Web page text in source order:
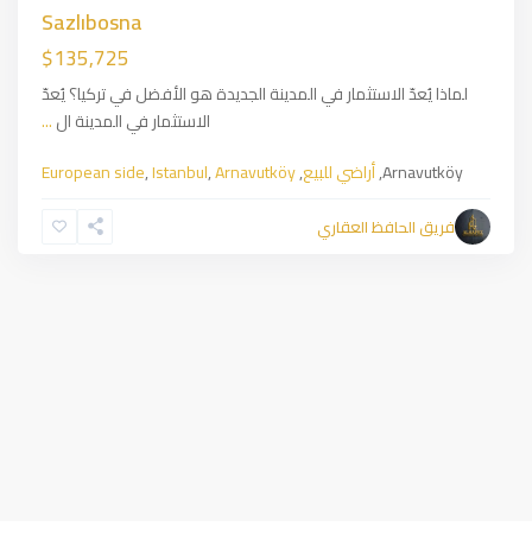
Sazlıbosna
$135,725
لماذا يُعدّ الاستثمار في المدينة الجديدة هو الأفضل في تركيا؟ يُعدّ
الاستثمار في المدينة ال...
Arnavutköy, أراضي للبيع,
European side,Istanbul,Arnavutköy
فريق الحافظ العقاري